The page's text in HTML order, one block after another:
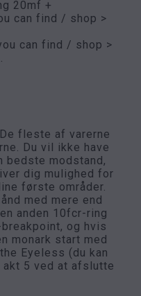
20mf +
can find / shop >
can find / shop >
fleste af varerne
Du vil ikke have
bedste modstand,
dig mulighed for
første områder.
med mere end
anden 10fcr-ring
og hvis
monark start med
Eyeless (du kan
5 ved at afslutte